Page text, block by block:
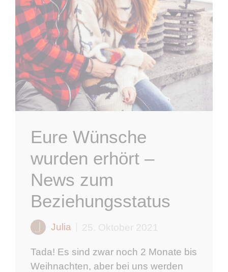
Eure Wünsche
wurden erhört –
News zum
Beziehungsstatus
Julia 25. Oktober 2021
Tada! Es sind zwar noch 2 Monate bis
Weihnachten, aber bei uns werden